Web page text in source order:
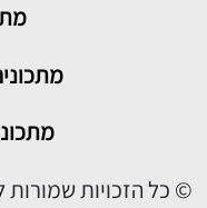
© כל הזכויות